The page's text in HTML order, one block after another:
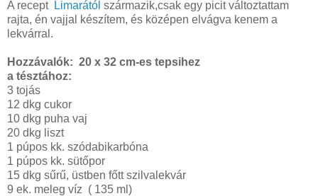
A recept Limarától származik,csak egy picit változtattam
rajta, én vajjal készítem, és középen elvágva kenem a
lekvárral.
Hozzávalók: 20 x 32 cm-es tepsihez
a tésztához:
3 tojás
12 dkg cukor
10 dkg puha vaj
20 dkg liszt
1 púpos kk. szódabikarbóna
1 púpos kk. sütőpor
15 dkg sűrű, üstben főtt szilvalekvár
9 ek. meleg víz ( 135 ml)